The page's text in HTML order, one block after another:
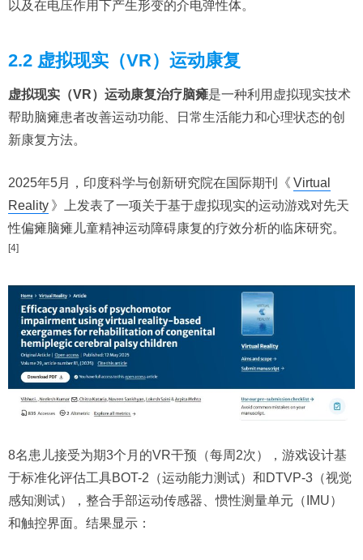
以及在电压作用下产生形变的介电弹性体。
2.2 虚拟现实（VR）运动康复
虚拟现实（VR）运动康复治疗脑瘫是一种利用虚拟现实技术
帮助脑瘫患者改善运动功能、日常生活能力和心理状态的创
新康复方法。
2025年5月，印度科学与创新研究院在国际期刊《 Virtual
Reality 》上发表了一项关于基于虚拟现实的运动游戏对先天
性偏瘫脑瘫儿童精神运动障碍康复的疗效分析的临床研究。
[4]
8名患儿接受为期3个月的VR干预（每周2次），游戏设计基
于标准化评估工具BOT-2（运动能力测试）和DTVP-3（视觉
感知测试），整合手部运动传感器、惯性测量单元（IMU）
和触控界面。结果显示：